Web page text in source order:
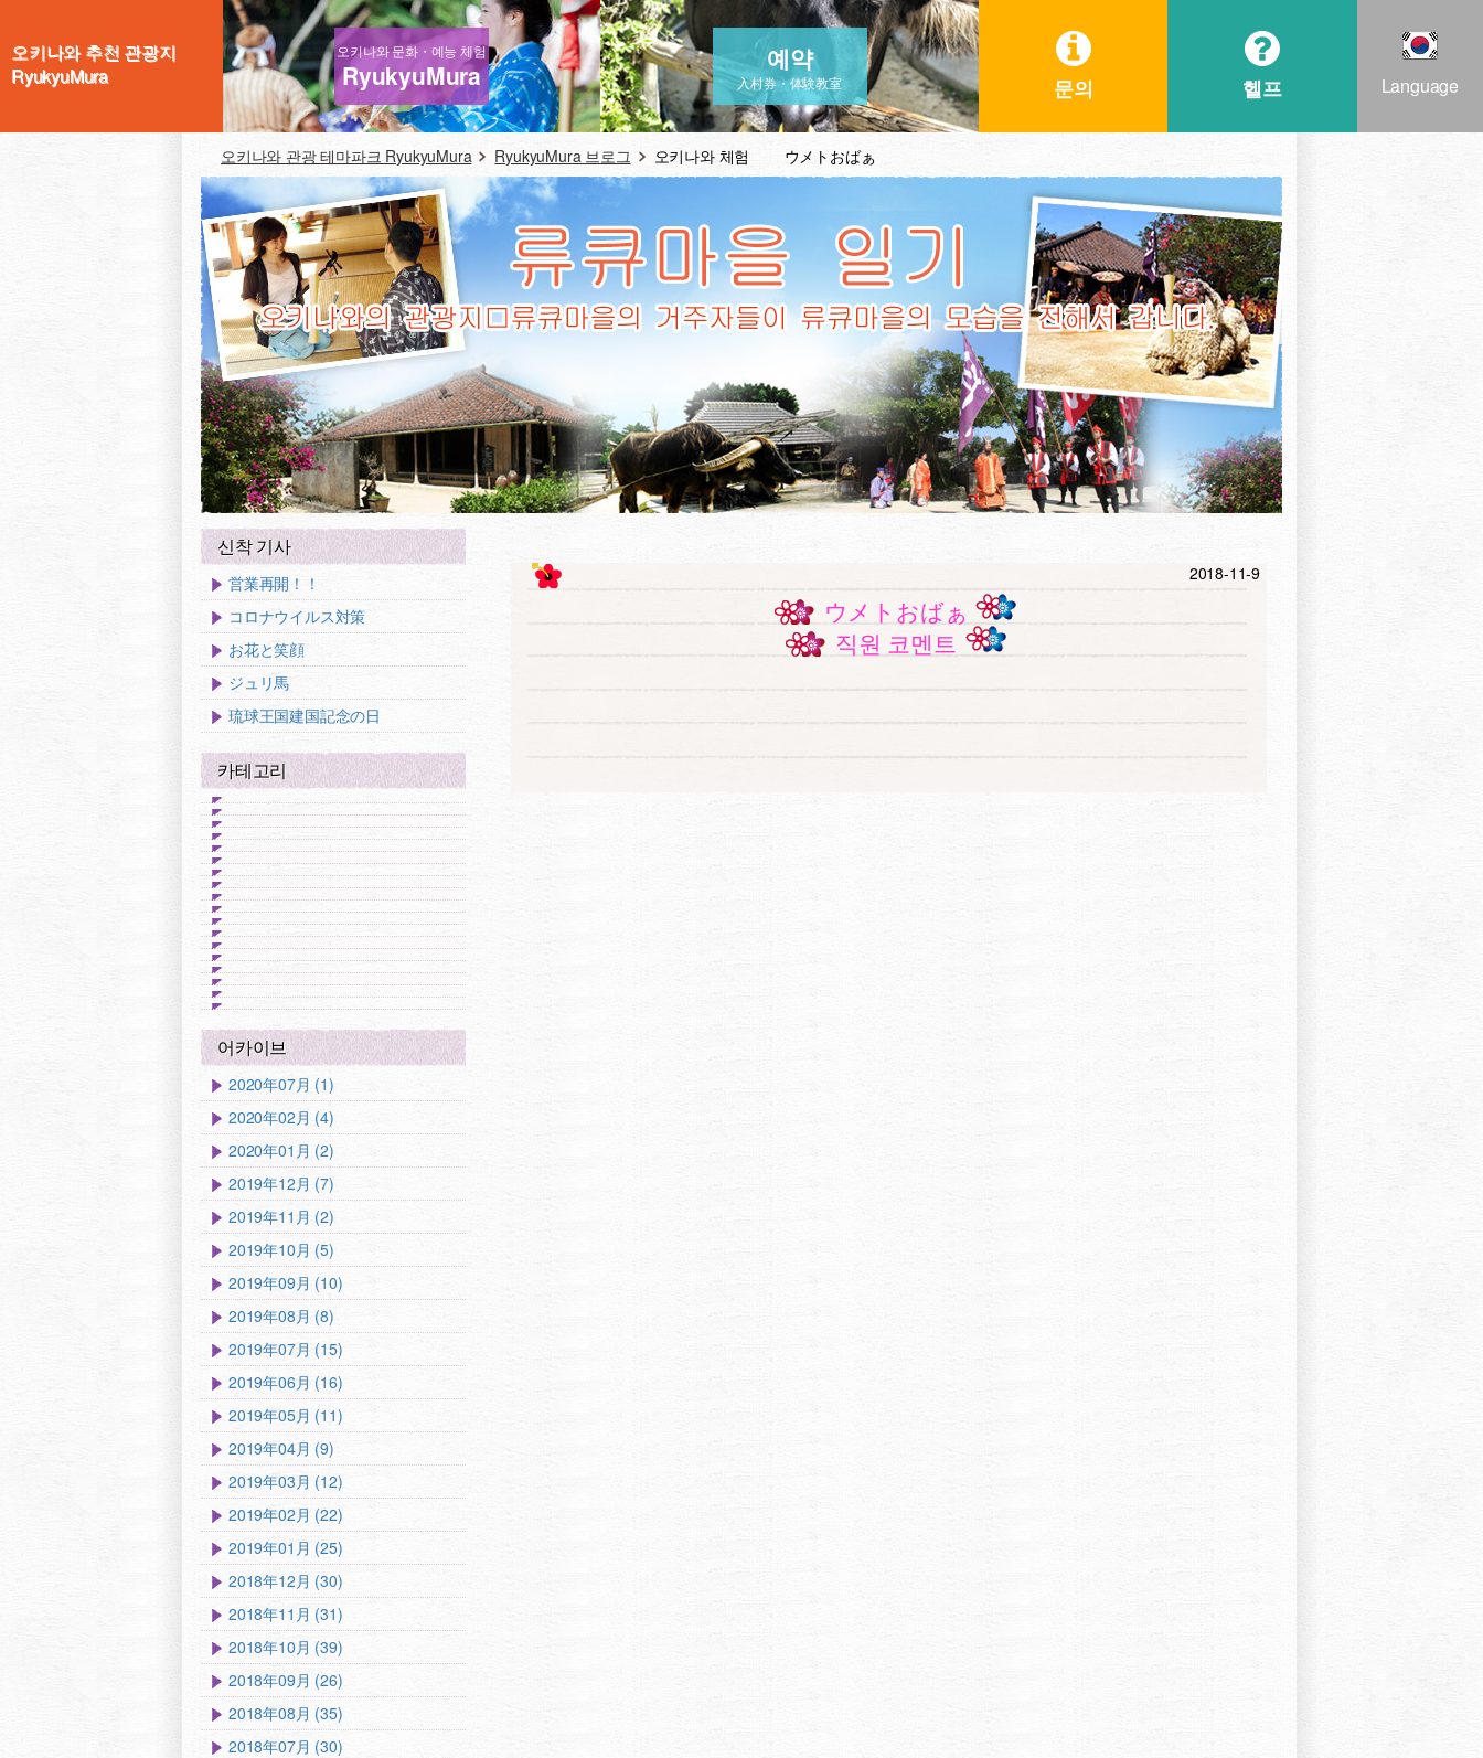
오키나와 추천 관광지
RyukyuMura
오키나와 문화・예능 체험
RyukyuMura
예약
入村券・体験教室 문의 헬프 Language
오키나와 관광 테마파크 RyukyuMura RyukyuMura 브로그 오키나와 체험 ウメトおばぁ
2018-11-9
ウメトおばぁ
직원 코멘트
신착 기사
営業再開！！
コロナウイルス対策
お花と笑顔
ジュリ馬
琉球王国建国記念の日
카테고리
어카이브
2020年07月 (1)
2020年02月 (4)
2020年01月 (2)
2019年12月 (7)
2019年11月 (2)
2019年10月 (5)
2019年09月 (10)
2019年08月 (8)
2019年07月 (15)
2019年06月 (16)
2019年05月 (11)
2019年04月 (9)
2019年03月 (12)
2019年02月 (22)
2019年01月 (25)
2018年12月 (30)
2018年11月 (31)
2018年10月 (39)
2018年09月 (26)
2018年08月 (35)
2018年07月 (30)